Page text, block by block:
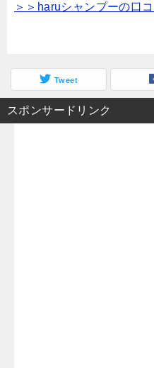
＞＞haruシャンプーの口
Tweet
スポンサードリンク